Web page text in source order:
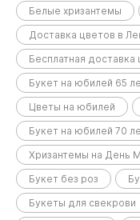
Белые хризантемы
Доставка цветов в
Бесплатная
Букет на юбилей 65
Цветы на юбилей
Букет на юбилей 70
Хризантемы на День
Букет без роз
Букеты для свекрови